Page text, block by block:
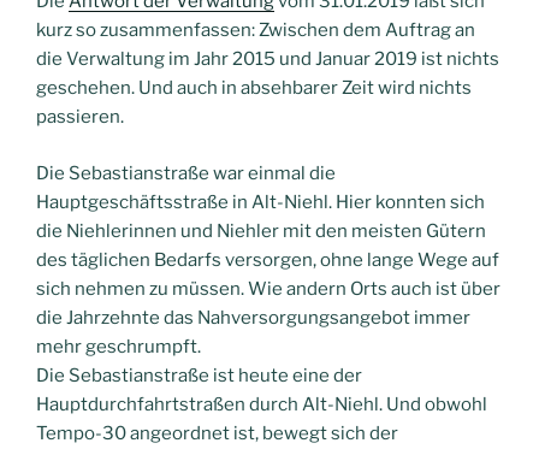
kurz so zusammenfassen: Zwischen dem Auftrag an
die Verwaltung im Jahr 2015 und Januar 2019 ist nichts
geschehen. Und auch in absehbarer Zeit wird nichts
passieren.
Die Sebastianstraße war einmal die
Hauptgeschäftsstraße in Alt-Niehl. Hier konnten sich
die Niehlerinnen und Niehler mit den meisten Gütern
des täglichen Bedarfs versorgen, ohne lange Wege auf
sich nehmen zu müssen. Wie andern Orts auch ist über
die Jahrzehnte das Nahversorgungsangebot immer
mehr geschrumpft.
Die Sebastianstraße ist heute eine der
Hauptdurchfahrtstraßen durch Alt-Niehl. Und obwohl
Tempo-30 angeordnet ist, bewegt sich der